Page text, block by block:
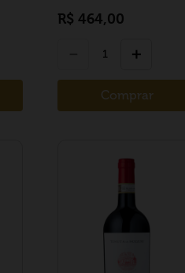
R$ 464,00
＋
Comprar